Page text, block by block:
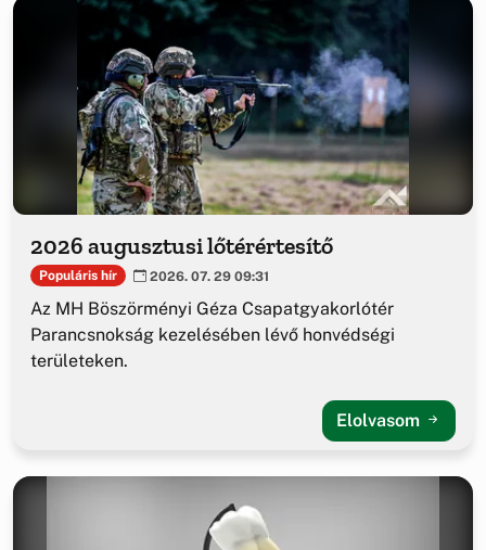
2026 augusztusi lőtérértesítő
Populáris hír 2026. 07. 29 09:31
Az MH Böszörményi Géza Csapatgyakorlótér
Parancsnokság kezelésében lévő honvédségi
területeken.
Elolvasom